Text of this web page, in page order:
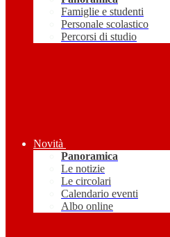
Famiglie e studenti
Personale scolastico
Percorsi di studio
Novità
Panoramica
Le notizie
Le circolari
Calendario eventi
Albo online